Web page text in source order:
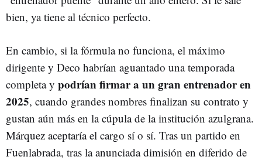
bien, ya tiene al técnico perfecto.
En cambio, si la fórmula no funciona, el máximo
dirigente y Deco habrían aguantado una temporada
completa y podrían firmar a un gran entrenador en
2025, cuando grandes nombres finalizan su contrato y
gustan aún más en la cúpula de la institución azulgrana.
Márquez aceptaría el cargo sí o sí. Tras un partido en
Fuenlabrada, tras la anunciada dimisión en diferido de